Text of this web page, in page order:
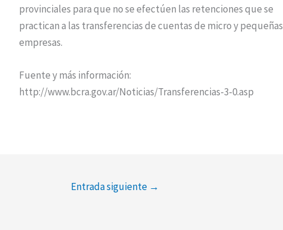
provinciales para que no se efectúen las retenciones que se
practican a las transferencias de cuentas de micro y pequeñas
empresas.
Fuente y más información:
http://www.bcra.gov.ar/Noticias/Transferencias-3-0.asp
Entrada siguiente →